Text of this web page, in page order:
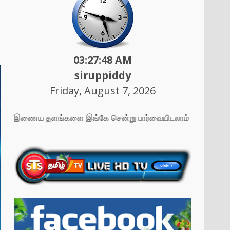
03:27:50 AM
siruppiddy
Friday, August 7, 2026
எமது இணைய தளங்களை இங்கே சென்று பார்வையிடலாம் ....